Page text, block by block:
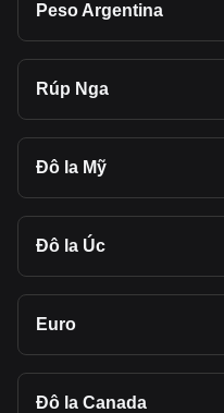
Peso Argentina
Rúp Nga
Đô la Mỹ
Đô la Úc
Euro
Đô la Canada